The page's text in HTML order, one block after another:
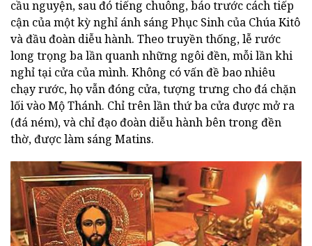
cầu nguyện, sau đó tiếng chuông, báo trước cách tiếp
cận của một kỳ nghỉ ánh sáng Phục Sinh của Chúa Kitô
và đầu đoàn diễu hành. Theo truyền thống, lễ rước
long trọng ba lần quanh những ngôi đền, mỗi lần khi
nghỉ tại cửa của mình. Không có vấn đề bao nhiêu
chạy rước, họ vẫn đóng cửa, tượng trưng cho đá chặn
lối vào Mộ Thánh. Chỉ trên lần thứ ba cửa được mở ra
(đá ném), và chỉ đạo đoàn diễu hành bên trong đền
thờ, được làm sáng Matins.